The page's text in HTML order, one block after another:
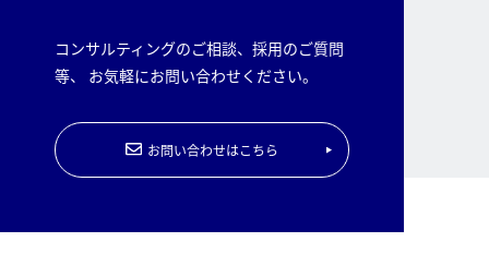
コンサルティングのご相談、採用のご質問
等、 お気軽にお問い合わせください。
お問い合わせはこちら